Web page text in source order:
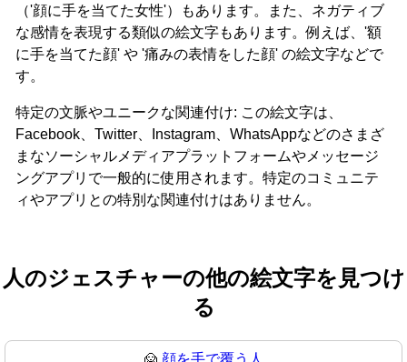
（'顔に手を当てた女性'）もあります。また、ネガティブ
な感情を表現する類似の絵文字もあります。例えば、'額
に手を当てた顔' や '痛みの表情をした顔' の絵文字などで
す。
特定の文脈やユニークな関連付け: この絵文字は、
Facebook、Twitter、Instagram、WhatsAppなどのさまざ
まなソーシャルメディアプラットフォームやメッセージ
ングアプリで一般的に使用されます。特定のコミュニテ
ィやアプリとの特別な関連付けはありません。
人のジェスチャーの他の絵文字を見つけ
る
🙍 顔を手で覆う人